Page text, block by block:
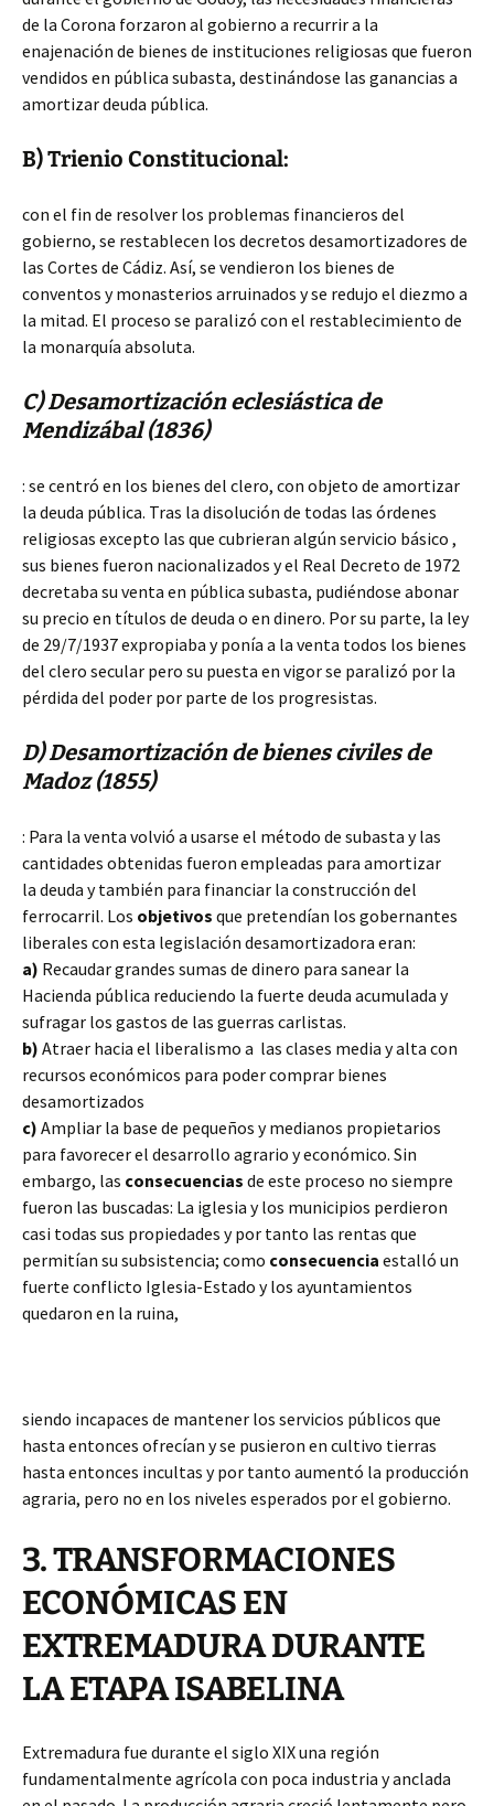
de la Corona forzaron al gobierno a recurrir a la
enajenación de bienes de instituciones religiosas que fueron
vendidos en pública subasta, destinándose las ganancias a
amortizar deuda pública.
B) Trienio Constitucional:
con el fin de resolver los problemas financieros del
gobierno, se restablecen los decretos desamortizadores de
las Cortes de Cádiz. Así, se vendieron los bienes de
conventos y monasterios arruinados y se redujo el diezmo a
la mitad. El proceso se paralizó con el restablecimiento de
la monarquía absoluta.
C) Desamortización eclesiástica de
Mendizábal (1836)
: se centró en los bienes del clero, con objeto de amortizar
la deuda pública. Tras la disolución de todas las órdenes
religiosas excepto las que cubrieran algún servicio básico ,
sus bienes fueron nacionalizados y el Real Decreto de 1972
decretaba su venta en pública subasta, pudiéndose abonar
su precio en títulos de deuda o en dinero. Por su parte, la ley
de 29/7/1937 expropiaba y ponía a la venta todos los bienes
del clero secular pero su puesta en vigor se paralizó por la
pérdida del poder por parte de los progresistas.
D) Desamortización de bienes civiles de
Madoz (1855)
: Para la venta volvió a usarse el método de subasta y las
cantidades obtenidas fueron empleadas para amortizar
la deuda y también para financiar la construcción del
ferrocarril. Los objetivos que pretendían los gobernantes
liberales con esta legislación desamortizadora eran:
a) Recaudar grandes sumas de dinero para sanear la
Hacienda pública reduciendo la fuerte deuda acumulada y
sufragar los gastos de las guerras carlistas.
b) Atraer hacia el liberalismo a las clases media y alta con
recursos económicos para poder comprar bienes
desamortizados
c) Ampliar la base de pequeños y medianos propietarios
para favorecer el desarrollo agrario y económico. Sin
embargo, las consecuencias de este proceso no siempre
fueron las buscadas: La iglesia y los municipios perdieron
casi todas sus propiedades y por tanto las rentas que
permitían su subsistencia; como consecuencia estalló un
fuerte conflicto Iglesia-Estado y los ayuntamientos
quedaron en la ruina,
siendo incapaces de mantener los servicios públicos que
hasta entonces ofrecían y se pusieron en cultivo tierras
hasta entonces incultas y por tanto aumentó la producción
agraria, pero no en los niveles esperados por el gobierno.
3. TRANSFORMACIONES
ECONÓMICAS EN
EXTREMADURA DURANTE
LA ETAPA ISABELINA
Extremadura fue durante el siglo XIX una región
fundamentalmente agrícola con poca industria y anclada